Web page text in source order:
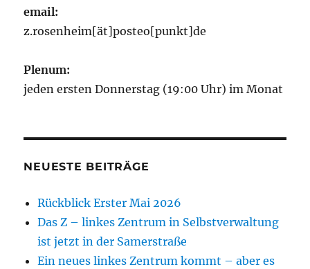
email:
z.rosenheim[ät]posteo[punkt]de
Plenum:
jeden ersten Donnerstag (19:00 Uhr) im Monat
NEUESTE BEITRÄGE
Rückblick Erster Mai 2026
Das Z – linkes Zentrum in Selbstverwaltung
ist jetzt in der Samerstraße
Ein neues linkes Zentrum kommt – aber es